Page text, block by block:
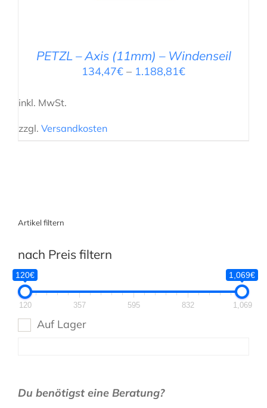
PETZL – Axis (11mm) – Windenseil
134,47€ – 1.188,81€
inkl. MwSt.
zzgl. Versandkosten
Artikel filtern
nach Preis filtern
120€ 1,069€
120 357 595 832 1,069
Auf Lager
Du benötigst eine Beratung?